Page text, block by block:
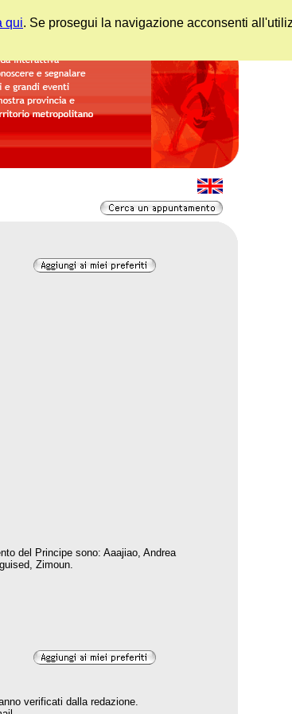
qui. Se prosegui la navigazione acconsenti
del Principe sono: Aaajiao, Andrea
Zimoun.
verificati dalla redazione.